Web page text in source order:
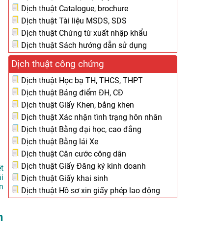
Dịch thuật Catalogue, brochure
Dịch thuật Tài liệu MSDS, SDS
Dịch thuật Chứng từ xuất nhập khẩu
Dịch thuật Sách hướng dẫn sử dụng
Dịch thuật công chứng
Dịch thuật Học bạ TH, THCS, THPT
Dịch thuật Bảng điểm ĐH, CĐ
Dịch thuật Giấy Khen, bằng khen
Dịch thuật Xác nhận tình trạng hôn nhân
Dịch thuật Bằng đại học, cao đẳng
Dịch thuật Bằng lái Xe
Dịch thuật Căn cước công dân
Dịch thuật Giấy Đăng ký kinh doanh
Dịch thuật Giấy khai sinh
Dịch thuật Hồ sơ xin giấy phép lao động